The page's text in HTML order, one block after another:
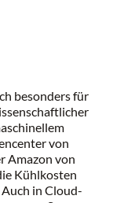
besonders für
von
Amazon von
Kühlkosten
in Cloud-